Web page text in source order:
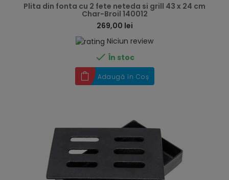
Plita din fonta cu 2 fete neteda si grill 43 x 24 cm
Char-Broil 140012
269,00 lei
Niciun review
 În stoc
Adaugă în Coș